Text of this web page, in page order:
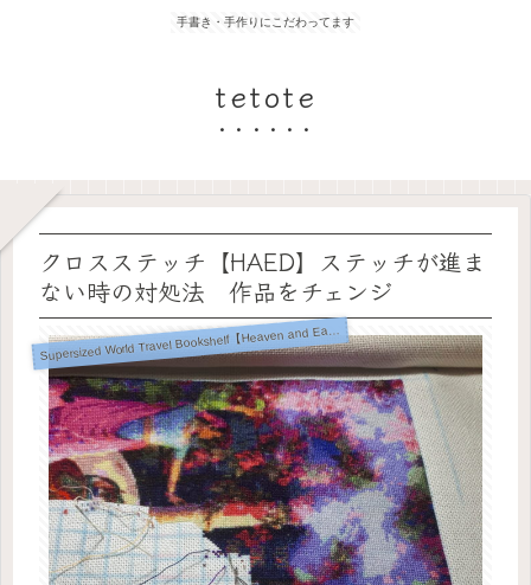
手書き・手作りにこだわってます
tetote
クロスステッチ【HAED】ステッチが進ま
ない時の対処法 作品をチェンジ
Supersized World Travel Bookshelf【Heaven and Earth Designs】